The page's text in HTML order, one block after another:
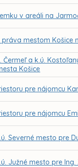
v areáli na
mestom Košice
Čermeľ a k.ú.
Košice
pre nájomcu
pre nájomcu
Severné mesto pre
Južné mesto pre